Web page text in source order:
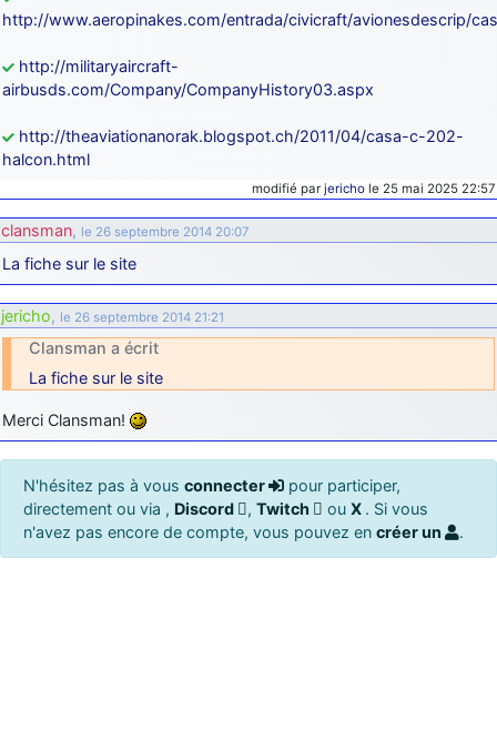
http://www.aeropinakes.com/entrada/civicraft/avionesdescrip/
http://militaryaircraft-
airbusds.com/Company/CompanyHistory03.aspx
http://theaviationanorak.blogspot.ch/2011/04/casa-c-202-
halcon.html
modifié par jericho le 25 mai 2025 22:57
clansman, le 26 septembre 2014 20:07
La fiche sur le site
jericho, le 26 septembre 2014 21:21
Clansman a écrit
La fiche sur le site
Merci Clansman!
N'hésitez pas à vous connecter
pour participer,
directement ou via , Discord , Twitch ou X . Si vous
n'avez pas encore de compte, vous pouvez en créer un .